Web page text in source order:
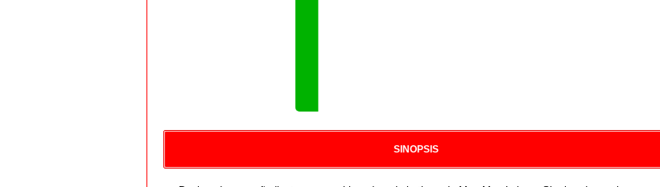
SINOPSIS